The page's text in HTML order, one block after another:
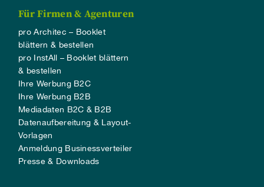
Für Firmen & Agenturen
pro Architec – Booklet
blättern & bestellen
pro InstAll – Booklet blättern
& bestellen
Ihre Werbung B2C
Ihre Werbung B2B
Mediadaten B2C & B2B
Datenaufbereitung & Layout-
Vorlagen
Anmeldung Businessverteiler
Presse & Downloads